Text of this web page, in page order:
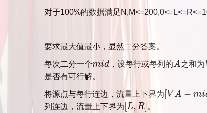
对于100%的数据满足
要求最大值最小，显然二分答案。
每次二分一个mid
mid ，设每行或每列的A
A 之和为
是否有可行解。
将源点与每行连边，流量上下界为[V A − mi
VA− mid,VA
列连边，流量上下界为[L, R]
L,R] 。